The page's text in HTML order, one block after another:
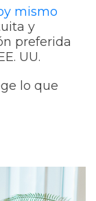
mismo
y
preferida
UU.
lo que